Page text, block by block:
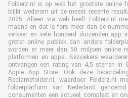
Folderz.nl is op web het grootste online
blijkt wederom uit de meest recente
2025. Alleen via web heeft Folderz.nl
maand en dat is fors meer dan de
verkeer en vele honderd duizenden app
groter online publiek dan andere
worden er meer dan 50 miljoen online
platformen en apps. Bezoekers
ontvangen een rating van 4,5 sterren in
Apple App Store. Ook deze
Reclamefolder.nl, waardoor Folderz.nl
folderplatform van Nederland
consumenten een actueel, compleet en